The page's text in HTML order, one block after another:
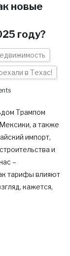
новые
году?
в Техас!
Трампом
а также
импорт,
и
–
тарифы влияют
кажется,